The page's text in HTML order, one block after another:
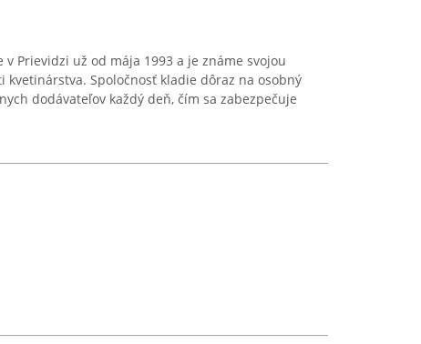
Prievidzi už od mája 1993 a je známe svojou
Spoločnosť kladie dôraz na osobný
dodávateľov každý deň, čím sa zabezpečuje